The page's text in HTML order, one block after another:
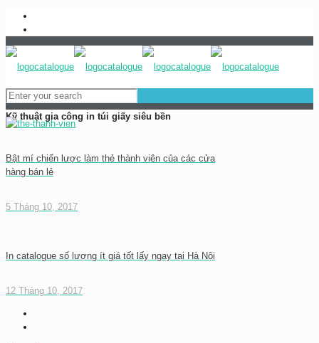
Kỹ thuật gia công in túi giấy siêu bền
Bật mí chiến lược làm thẻ thành viên của các cửa
hàng bán lẻ
5 Tháng 10, 2017
In catalogue số lượng ít giá tốt lấy ngay tại Hà Nội
12 Tháng 10, 2017